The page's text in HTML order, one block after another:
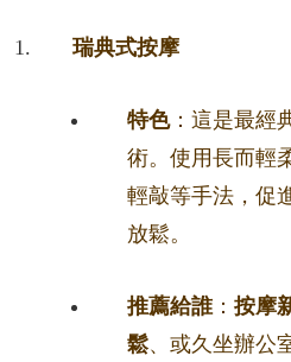
瑞典式按摩
特色：這是最經
術。使用長而輕
輕敲等手法，促
放鬆。
推薦給誰： 按摩
鬆、或久坐辦公